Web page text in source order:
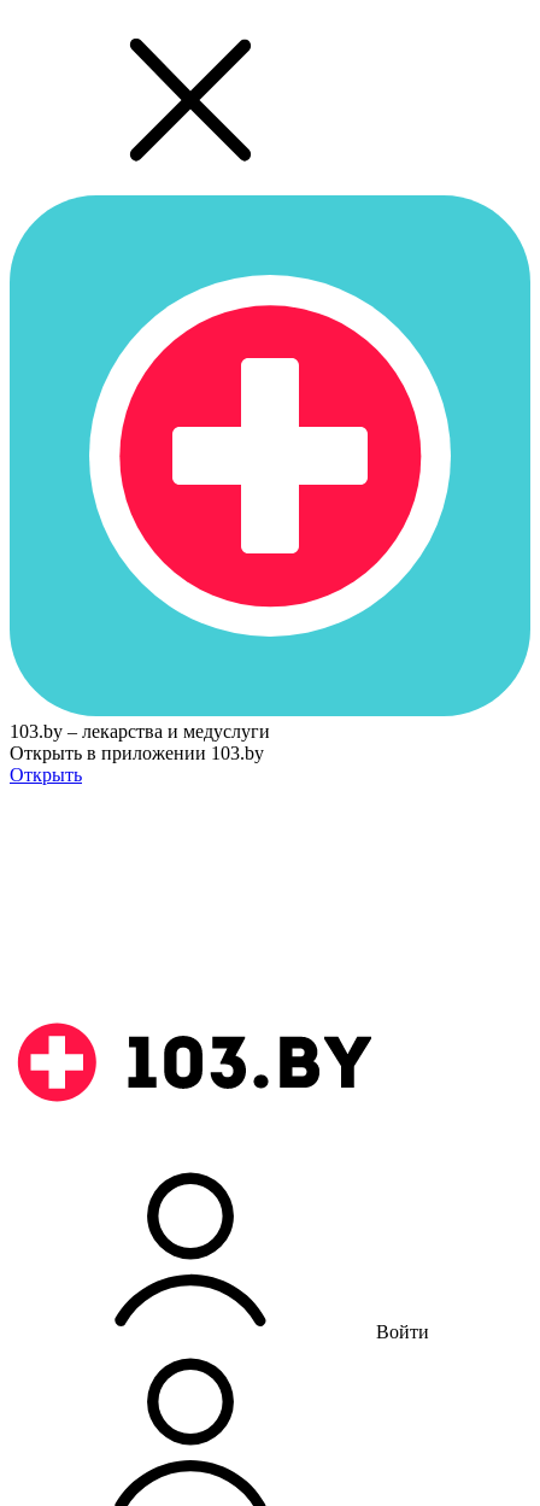
103.by – лекарства и медуслуги
Открыть в приложении 103.by
Открыть
Войти